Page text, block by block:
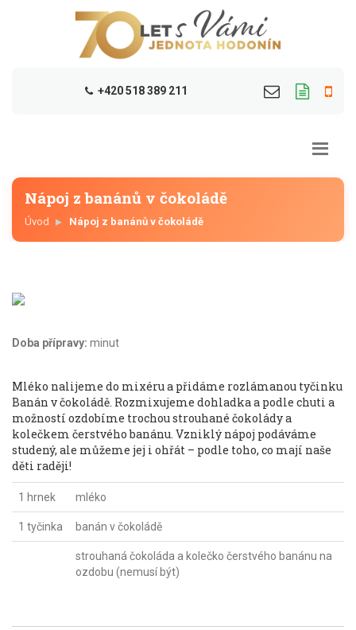
+420 518 389 211
Nápoj z banánů v čokoládě
Úvod Nápoj z banánů v čokoládě
Doba přípravy: minut
Mléko nalijeme do mixéru a přidáme rozlámanou tyčinku
Banán v čokoládě. Rozmixujeme dohladka a podle chuti a
možností ozdobíme trochou strouhané čokolády a
kolečkem čerstvého banánu. Vzniklý nápoj podáváme
studený, ale můžeme jej i ohřát – podle toho, co mají naše
děti raději!
1 hrnek mléko
1 tyčinka banán v čokoládě
strouhaná čokoláda a kolečko čerstvého banánu na
ozdobu (nemusí být)